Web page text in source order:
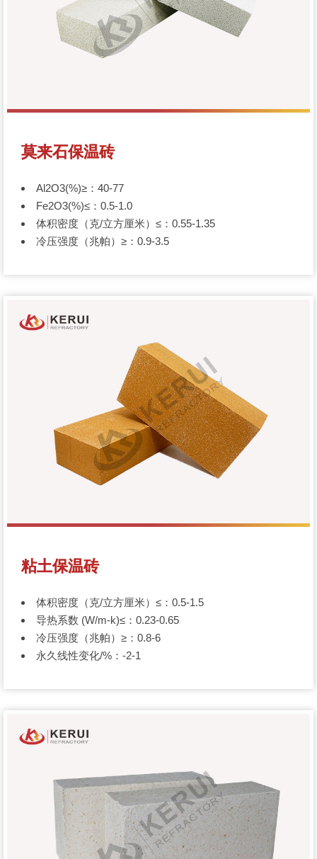
莫来石保温砖
Al2O3(%)≥：40-77
Fe2O3(%)≤：0.5-1.0
体积密度（克/立方厘米）≤：0.55-1.35
冷压强度（兆帕）≥：0.9-3.5
粘土保温砖
体积密度（克/立方厘米）≤：0.5-1.5
导热系数 (W/m-k)≤：0.23-0.65
冷压强度（兆帕）≥：0.8-6
永久线性变化/%：-2-1